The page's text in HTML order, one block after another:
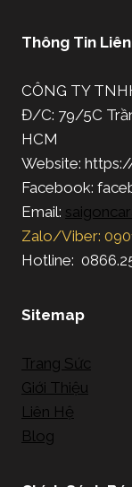
Thông Tin
CÔNG TY
Đ/C: 79/5C
HCM
Website:
Facebook:
Email:
Zalo/Viber:
Hotline:
Sitemap
Trang Sức
Giới Thiệu
Liên Hệ
Blog